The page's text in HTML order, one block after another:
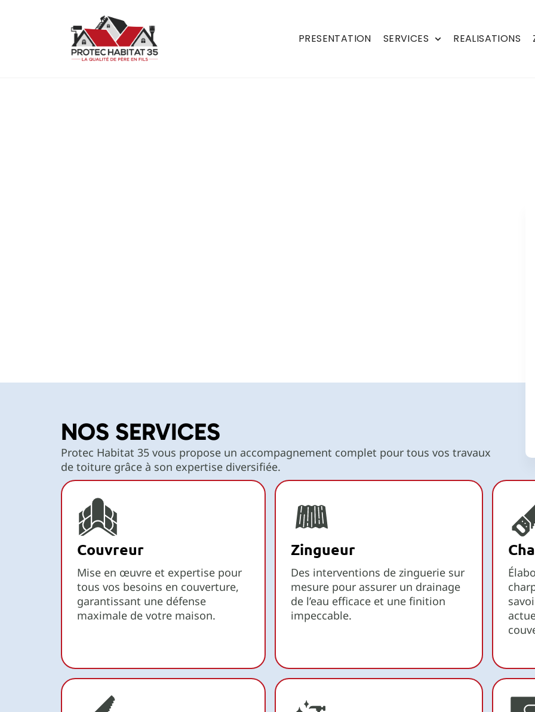
PRESENTATION SERVICES REALISATIONS
NOS SERVICES
Protec Habitat 35 vous propose un accompagnement complet pour tous vos travaux
de toiture grâce à son expertise diversifiée.
Couvreur
Mise en œuvre et expertise pour
tous vos besoins en couverture,
garantissant une défense
maximale de votre maison.
Zingueur
Des interventions de zinguerie sur
mesure pour assurer un drainage
de l’eau efficace et une finition
impeccable.